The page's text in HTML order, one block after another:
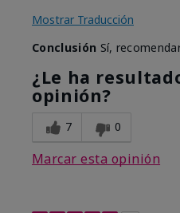
Mostrar Traducción
Conclusión Sí,
¿Le ha
opinión?
7 0
Marcar esta opinión